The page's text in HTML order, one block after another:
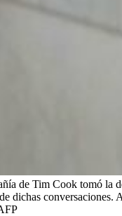
de Tim Cook tomó la
dichas conversaciones.